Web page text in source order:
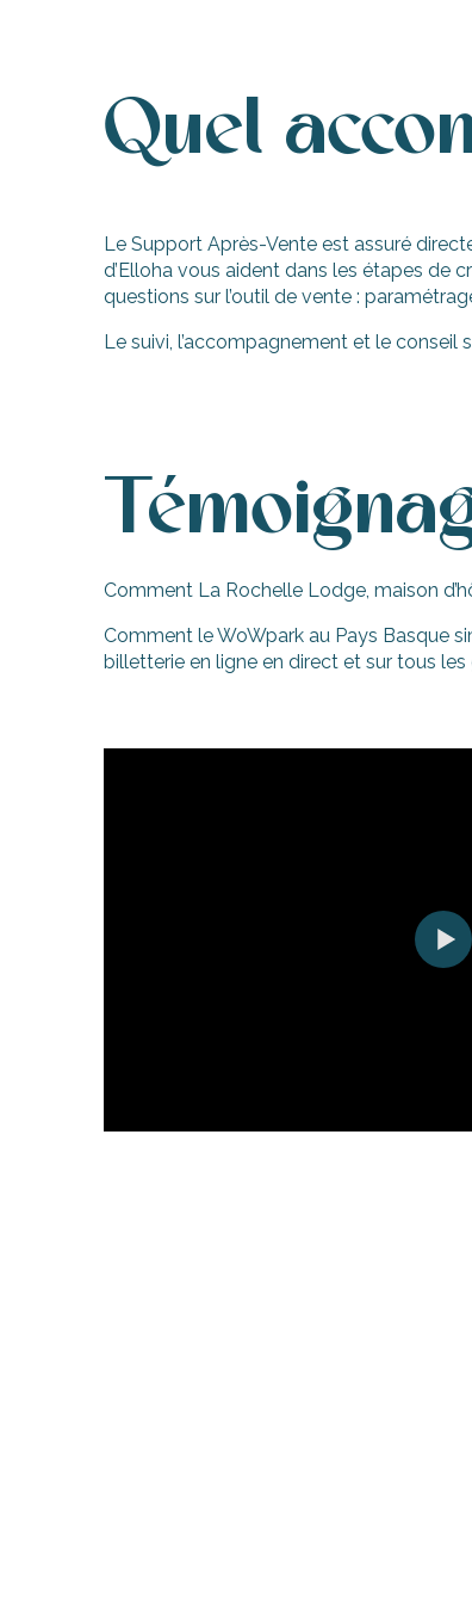
Quel
Le Support Après-Vente est assuré
d’Elloha vous aident dans les étapes de
questions sur l’outil de vente :
Le suivi, l’accompagnement et le conseil
Comment La Rochelle Lodge, maison
Comment le WoWpark au Pays Basque
billetterie en ligne en direct et sur tous